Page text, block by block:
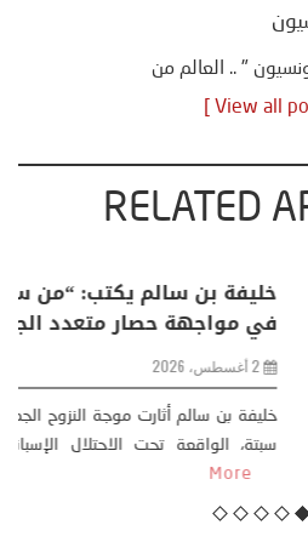
" .. العالم من
RELATED
التغيرات المناخية: اكثر
اجتماعي وحضاري (
مع التغييرات المناخية ” المتطرفة”،
حين أطردنا ...